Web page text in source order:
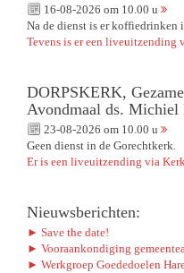
16-08-2026 om 10.00 u
Na de dienst is er koffiedrinken
Tevens is er een liveuitzending
DORPSKERK,
Avondmaal ds. Michiel
23-08-2026 om 10.00 u
Geen dienst in de Gorechtkerk.
Er is een liveuitzending via
Nieuwsberichten:
► Save the date!
► Vooraankondiging
► Werkgroep Goededoelen